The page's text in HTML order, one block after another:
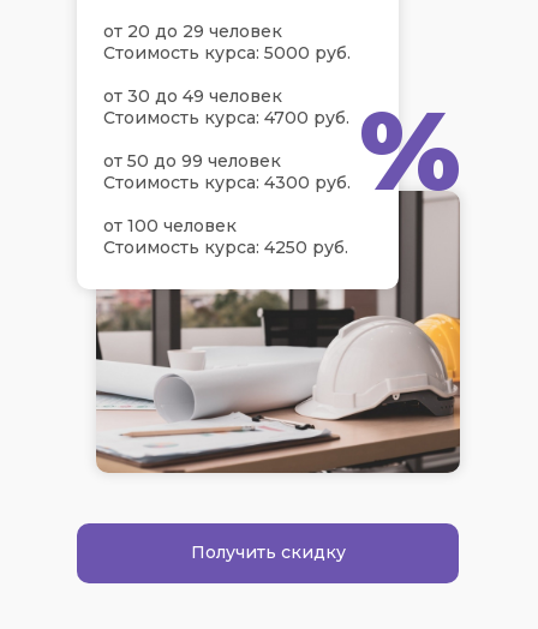
от 20 до 29 человек
Стоимость курса: 5000 руб.
от 30 до 49 человек
Стоимость курса: 4700 руб.
от 50 до 99 человек
Стоимость курса: 4300 руб.
от 100 человек
Стоимость курса: 4250 руб.
Получить скидку
%